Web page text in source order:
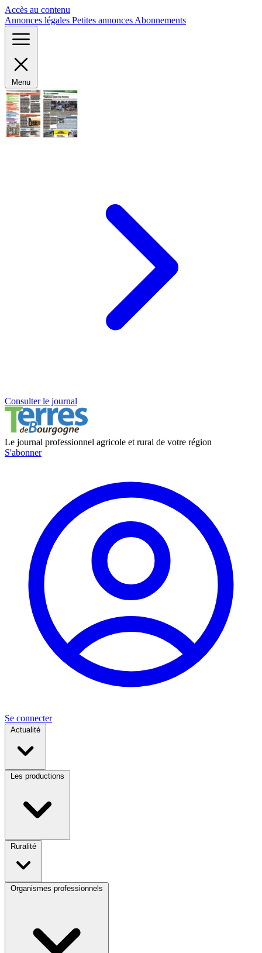
Accès au contenu
Annonces légales Petites annonces Abonnements
Menu
Consulter le journal
Le journal professionnel agricole et rural de votre région
S'abonner
Se connecter
Actualité
Les productions
Ruralité
Organismes professionnels
Panneau de gestion des cookies